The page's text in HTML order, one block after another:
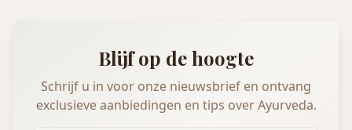
Blijf op de hoogte
Schrijf u in voor onze nieuwsbrief en ontvang
exclusieve aanbiedingen en tips over Ayurveda.